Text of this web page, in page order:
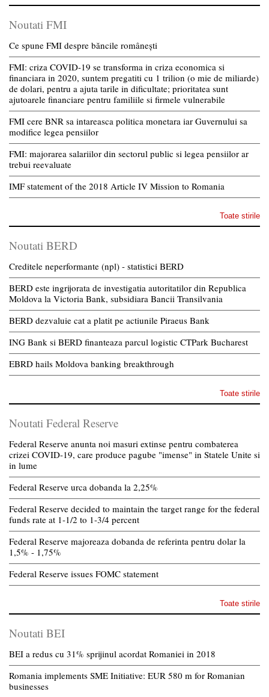
Noutati FMI
Ce spune FMI despre băncile românești
FMI: criza COVID-19 se transforma in criza economica si
financiara in 2020, suntem pregatiti cu 1 trilion (o mie de miliarde)
de dolari, pentru a ajuta tarile in dificultate; prioritatea sunt
ajutoarele financiare pentru familiile si firmele vulnerabile
FMI cere BNR sa intareasca politica monetara iar Guvernului sa
modifice legea pensiilor
FMI: majorarea salariilor din sectorul public si legea pensiilor ar
trebui reevaluate
IMF statement of the 2018 Article IV Mission to Romania
Toate stirile
Noutati BERD
Creditele neperformante (npl) - statistici BERD
BERD este ingrijorata de investigatia autoritatilor din Republica
Moldova la Victoria Bank, subsidiara Bancii Transilvania
BERD dezvaluie cat a platit pe actiunile Piraeus Bank
ING Bank si BERD finanteaza parcul logistic CTPark Bucharest
EBRD hails Moldova banking breakthrough
Toate stirile
Noutati Federal Reserve
Federal Reserve anunta noi masuri extinse pentru combaterea
crizei COVID-19, care produce pagube "imense" in Statele Unite si
in lume
Federal Reserve urca dobanda la 2,25%
Federal Reserve decided to maintain the target range for the federal
funds rate at 1-1/2 to 1-3/4 percent
Federal Reserve majoreaza dobanda de referinta pentru dolar la
1,5% - 1,75%
Federal Reserve issues FOMC statement
Toate stirile
Noutati BEI
BEI a redus cu 31% sprijinul acordat Romaniei in 2018
Romania implements SME Initiative: EUR 580 m for Romanian
businesses